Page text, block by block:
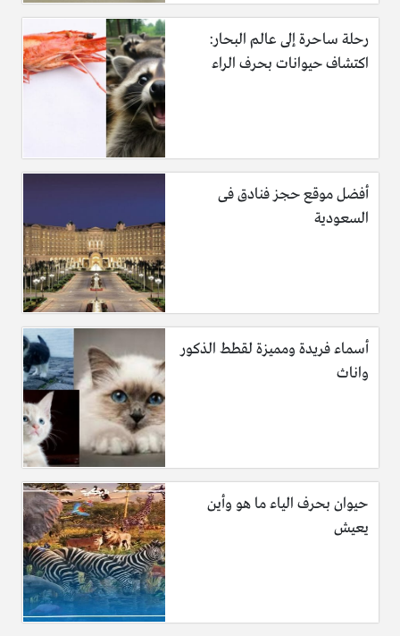
رحلة ساحرة إلى عالم البحار:
اكتشاف حيوانات بحرف الراء
أفضل موقع حجز فنادق فى
السعودية
أسماء فريدة ومميزة لقطط الذكور
واناث
حيوان بحرف الياء ما هو وأين
يعيش